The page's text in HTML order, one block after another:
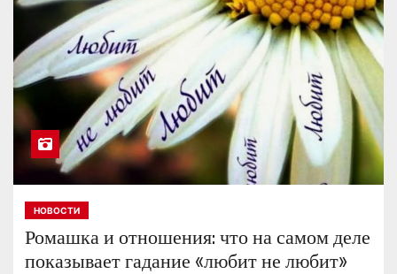
НОВОСТИ
Ромашка и отношения: что на самом деле
показывает гадание «любит не любит»